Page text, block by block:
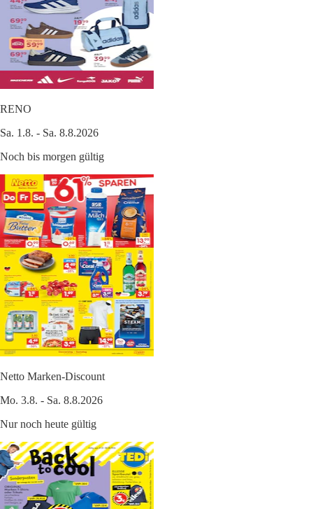
RENO
Sa. 1.8. - Sa. 8.8.2026
Noch bis morgen gültig
Netto Marken-Discount
Mo. 3.8. - Sa. 8.8.2026
Nur noch heute gültig